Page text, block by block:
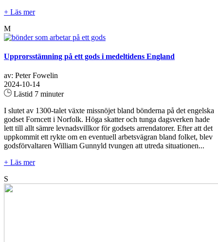
+ Läs mer
M
Upprorsstämning på ett gods i medeltidens England
av: Peter Fowelin
2024-10-14
Lästid 7 minuter
I slutet av 1300-talet växte missnöjet bland bönderna på det engelska
godset Forncett i Norfolk. Höga skatter och tunga dagsverken hade
lett till allt sämre levnadsvillkor för godsets arrendatorer. Efter att det
uppkommit ett rykte om en eventuell arbetsvägran bland folket, blev
godsförvaltaren William Gunnyld tvungen att utreda situationen...
+ Läs mer
S